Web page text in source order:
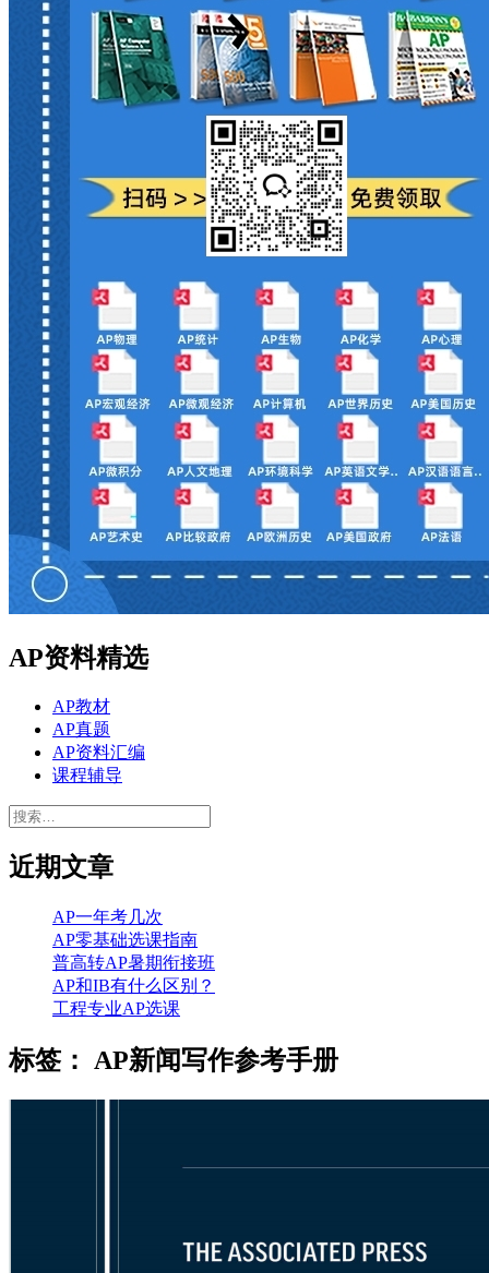
AP资料精选
AP教材
AP真题
AP资料汇编
课程辅导
搜
近期文章
AP一年考几次
AP零基础选课指南
普高转AP暑期衔接班
AP和IB有什么区别？
工程专业AP选课
标签： AP新闻写作参考手册